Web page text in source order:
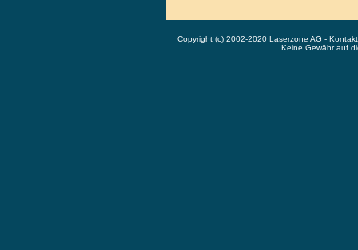
Copyright (c) 2002-2020 Laserzone AG -
Keine Gewähr auf